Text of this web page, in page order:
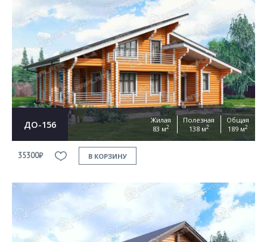
ДО-156
Жилая
83 м2
Полезная
138 м2
Общая
189 м2
35300₽ В КОРЗИНУ